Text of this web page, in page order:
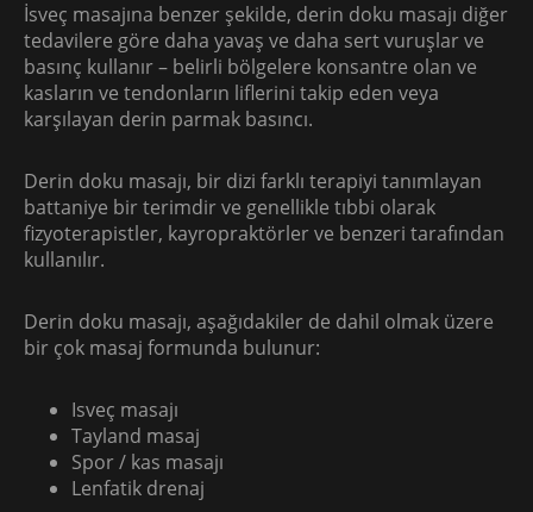
İsveç masajına benzer şekilde, derin doku masajı diğer
tedavilere göre daha yavaş ve daha sert vuruşlar ve
basınç kullanır – belirli bölgelere konsantre olan ve
kasların ve tendonların liflerini takip eden veya
karşılayan derin parmak basıncı.
Derin doku masajı, bir dizi farklı terapiyi tanımlayan
battaniye bir terimdir ve genellikle tıbbi olarak
fizyoterapistler, kayropraktörler ve benzeri tarafından
kullanılır.
Derin doku masajı, aşağıdakiler de dahil olmak üzere
bir çok masaj formunda bulunur:
Isveç masajı
Tayland masaj
Spor / kas masajı
Lenfatik drenaj